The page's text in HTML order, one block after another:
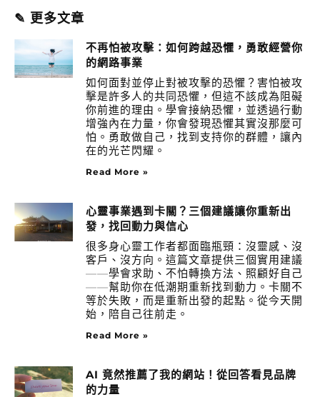
✎ 更多文章
不再怕被攻擊：如何跨越恐懼，勇敢經營你
的網路事業
如何面對並停止對被攻擊的恐懼？害怕被攻
擊是許多人的共同恐懼，但這不該成為阻礙
你前進的理由。學會接納恐懼，並透過行動
增強內在力量，你會發現恐懼其實沒那麼可
怕。勇敢做自己，找到支持你的群體，讓內
在的光芒閃耀。
Read More »
心靈事業遇到卡關？三個建議讓你重新出
發，找回動力與信心
很多身心靈工作者都面臨瓶頸：沒靈感、沒
客戶、沒方向。這篇文章提供三個實用建議
——學會求助、不怕轉換方法、照顧好自己
——幫助你在低潮期重新找到動力。卡關不
等於失敗，而是重新出發的起點。從今天開
始，陪自己往前走。
Read More »
AI 竟然推薦了我的網站！從回答看見品牌
的力量